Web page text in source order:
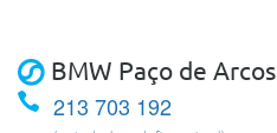
BMW Paço de Arcos
213 703 192